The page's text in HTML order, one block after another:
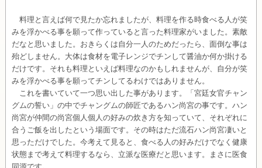
料理と言えば何で見たか忘れましたが、料理を作る時食べる人が笑
みを浮かべる事を願って作っていると言った料理家がいました。素敵
だなと思いました。おきらくは自分一人のためだったら、面倒な事は
殆どしません。大体は食材を電子レンジでチンして醤油か何か掛ける
だけです。それも料理といえば料理なのかもしれませんが、自分が笑
みを浮かべる事を願ってチンしてるわけではありません。
これを書いていて一つ思い出した事があります。「宮廷女官チャン
グムの誓い」の中でチャングムの師匠であるハン尚宮の事です。ハン
尚宮が仲間の尚宮個人個人の好みの炊き方を知っていて、それぞれに
合うご飯を出したという場面です。その時はただ流石ハン尚宮凄いと
思っただけでした。今考えて見ると、食べる人の好みだけでなく健康
状態まで考えて料理するなら、立派な医療だと思います。まさに医食